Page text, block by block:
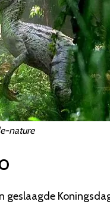
nature
geslaagde